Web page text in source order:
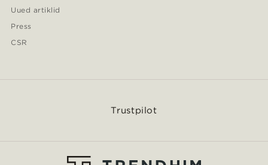
Uued artiklid
Press
CSR
Trustpilot